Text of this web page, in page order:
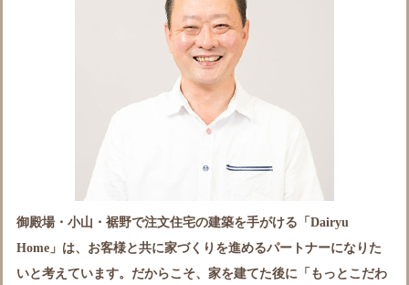
御殿場・小山・裾野で注文住宅の建築を手がける「Dairyu
Home」は、お客様と共に家づくりを進めるパートナーになりた
いと考えています。だからこそ、家を建てた後に「もっとこだわ